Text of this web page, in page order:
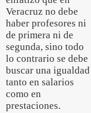
Veracruz no debe
haber profesores ni
de primera ni de
segunda, sino todo
lo contrario se debe
buscar una igualdad
tanto en salarios
como en
prestaciones.